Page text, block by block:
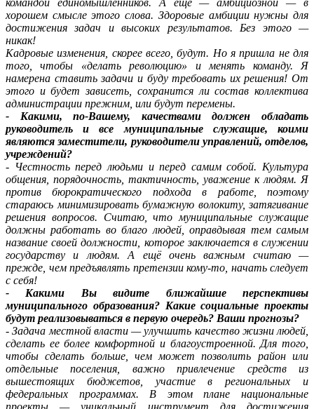
хорошем смысле этого слова. Здоровые амбиции нужны для
достижения задач и высоких результатов. Без этого —
никак!
Кадровые изменения, скорее всего, будут. Но я пришла не для
того, чтобы «делать революцию» и менять команду. Я
намерена ставить задачи и буду требовать их решения! От
этого и будет зависеть, сохранится ли состав коллектива
администрации прежним, или будут перемены.
- Какими, по-Вашему, качествами должен обладать
руководитель и все муниципальные служащие, коими
являются заместители, руководители управлений, отделов,
учреждений?
- Честность перед людьми и перед самим собой. Культура
общения, порядочность, тактичность, уважение к людям. Я
против бюрократического подхода в работе, поэтому
стараюсь минимизировать бумажную волокиту, затягивание
решения вопросов. Считаю, что муниципальные служащие
должны работать во благо людей, оправдывая тем самым
название своей должности, которое заключается в служении
государству и людям. А ещё очень важным считаю —
прежде, чем предъявлять претензии кому-то, начать следует
с себя!
- Какими Вы видите ближайшие перспективы
муниципального образования? Какие социальные проекты
будут реализовываться в первую очередь? Ваши прогнозы?
- Задача местной власти — улучшить качество жизни людей,
сделать ее более комфортной и благоустроенной. Для того,
чтобы сделать больше, чем может позволить район или
отдельные поселения, важно привлечение средств из
вышестоящих бюджетов, участие в региональных и
федеральных программах. В этом плане национальные
проекты — уникальный инструмент для достижения